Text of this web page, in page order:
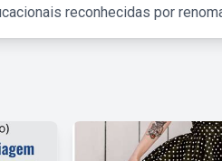
reconhecidas por